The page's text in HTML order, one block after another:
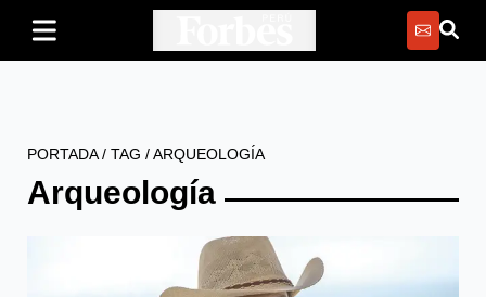
PORTADA/ TAG /ARQUEOLOGÍA
Arqueología